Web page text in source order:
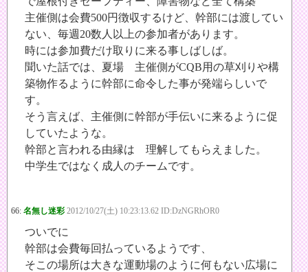
主催側は会費500円徴収するけど、幹部には渡してい
ない、毎週20数人以上の参加者があります。
時には参加費だけ取りに来る事しばしば。
聞いた話では、夏場 主催側がCQB用の草刈りや構
築物作るように幹部に命令した事が発端らしいで
す。
そう言えば、主催側に幹部が手伝いに来るように促
していたような。
幹部と言われる由縁は 理解してもらえました。
中学生ではなく成人のチームです。
66: 名無し迷彩 2012/10/27(土) 10:23:13.62 ID:DzNGRhOR0
ついでに
幹部は会費毎回払っているようです、
そこの場所は大きな運動場のように何もない広場に